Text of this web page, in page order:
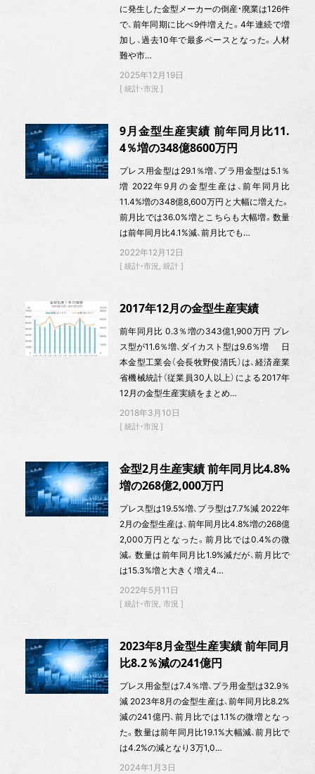
に発生した金型メーカーの倒産・廃業は126件
で、前年同期に比べ9件増えた。4年連続で増
加し、過去10年で最多ペースとなった。人材
難や市…
2025年12月19日
統計・市況
9月金型生産実績 前年同月比11.
4％増の348億8600万円
プレス用金型は29.1％増、プラ用金型は5.1％
増 2022年9月の金型生産は、前年同月比
11.4%増の348億8,600万円と大幅に増えた。
前月比では36.0%増とこちらも大幅増。数量
は前年同月比4.1%減、前月比でも…
2022年12月12日
統計・市況 統計
2017年12月の金型生産実績
前年同月比 0.3％増の343億1,900万円 プレ
ス型が11.6％増、ダイカスト型は9.6％増 日
本金型工業会（会長牧野俊清氏）は、経済産業
省機械統計（従業員30人以上）による2017年
12月の金型生産実績をまとめ…
2018年3月10日
統計・市況
金型2月生産実績 前年同月比4.8%
増の268億2,000万円
プレス型は19.5%増、プラ型は7.7%減 2022年
2月の金型生産は、前年同月比4.8%増の268億
2,000万円となった。前月比では0.4%の微
減。数量は前年同月比1.9%減だが、前月比で
は15.3%増と大きく増え4…
2022年5月11日
統計・市況 市況
2023年8月金型生産実績 前年同月
比8.2％減の241億円
プレス用金型は7.4％増、プラ用金型は32.9％
減 2023年8月の金型生産は、前年同月比8.2%
減の241億円、前月比では1.1%の微増となっ
た。数量は前年同月比19.1%大幅減、前月比で
は4.2%の減となり3万1,0…
2024年1月3日